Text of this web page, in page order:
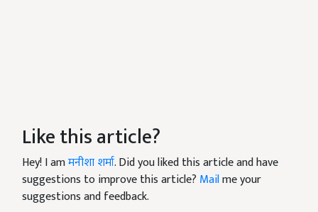
Like this article?
Hey! I amमनीशा शर्मा. Did you liked this article and have
suggestions to improve this article? Mailme your
suggestions and feedback.